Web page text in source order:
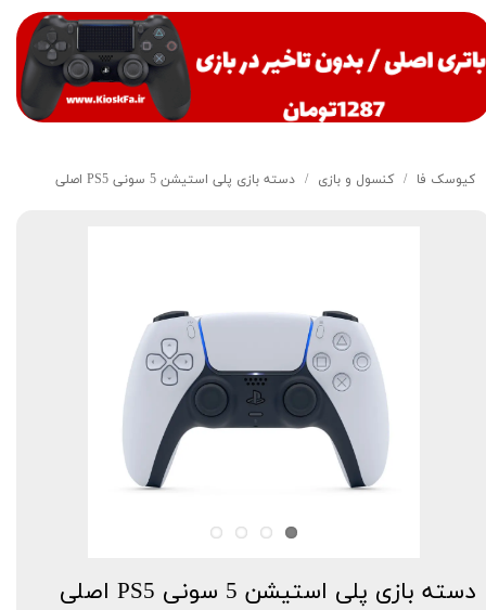
کیوسک‌ فا کنسول و بازی دسته بازی پلی استیشن 5 سونی PS5 اصلی
دسته بازی پلی استیشن 5 سونی PS5 اصلی